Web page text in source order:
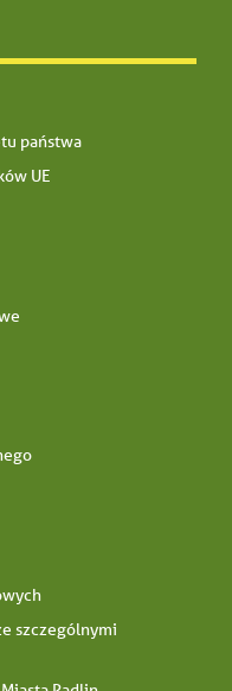
państwa
UE
szczególnymi